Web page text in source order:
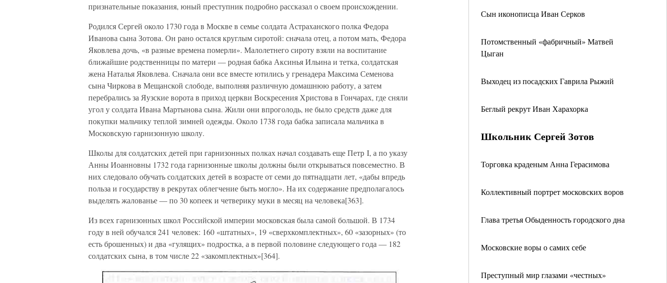
Сын иконописца Иван Серков
Потомственный «фабричный» Матвей
Цыган
Выходец из посадских Гаврила Рыжий
Беглый рекрут Иван Харахорка
Школьник Сергей Зотов
Торговка краденым Анна Герасимова
Коллективный портрет московских воров
Глава третья Обыденность городского дна
Московские воры о самих себе
Преступный мир глазами «честных»
признательные показания, юный преступник подробно рассказал о своем происхождении.
Родился Сергей около 1730 года в Москве в семье солдата Астраханского полка Федора
Иванова сына Зотова. Он рано остался круглым сиротой: сначала отец, а потом мать, Федора
Яковлева дочь, «в разные времена померли». Малолетнего сироту взяли на воспитание
ближайшие родственницы по матери — родная бабка Аксинья Ильина и тетка, солдатская
жена Наталья Яковлева. Сначала они все вместе ютились у гренадера Максима Семенова
сына Чиркова в Мещанской слободе, выполняя различную домашнюю работу, а затем
перебрались за Яузские ворота в приход церкви Воскресения Христова в Гончарах, где сняли
угол у солдата Ивана Мартынова сына. Жили они впроголодь, не было средств даже для
покупки мальчику теплой зимней одежды. Около 1738 года бабка записала мальчика в
Московскую гарнизонную школу.
Школы для солдатских детей при гарнизонных полках начал создавать еще Петр I, а по указу
Анны Иоанновны 1732 года гарнизонные школы должны были открываться повсеместно. В
них следовало обучать солдатских детей в возрасте от семи до пятнадцати лет, «дабы впредь
польза и государству в рекрутах облегчение быть могло». На их содержание предполагалось
выделять жалованье — по 30 копеек и четверику муки в месяц на человека[363].
Из всех гарнизонных школ Российской империи московская была самой большой. В 1734
году в ней обучался 241 человек: 160 «штатных», 19 «сверхкомплектных», 60 «зазорных» (то
есть брошенных) и два «гулящих» подростка, а в первой половине следующего года — 182
солдатских сына, в том числе 22 «закомплектных»[364].